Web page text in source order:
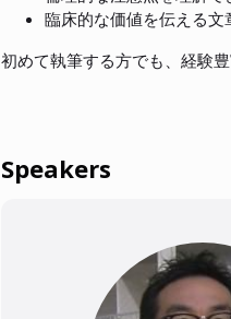
臨床的な価値を伝える文
初めて執筆する方でも、経験
Speakers